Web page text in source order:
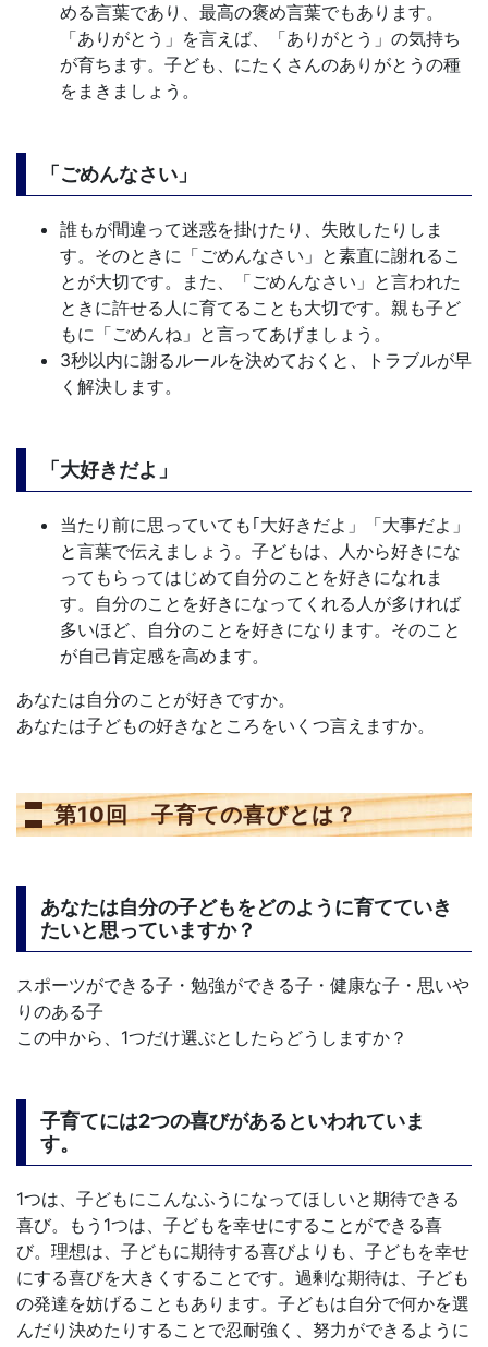
める言葉であり、最高の褒め言葉でもあります。
「ありがとう」を言えば、「ありがとう」の気持ち
が育ちます。子ども、にたくさんのありがとうの種
をまきましょう。
「ごめんなさい」
誰もが間違って迷惑を掛けたり、失敗したりしま
す。そのときに「ごめんなさい」と素直に謝れるこ
とが大切です。また、「ごめんなさい」と言われた
ときに許せる人に育てることも大切です。親も子ど
もに「ごめんね」と言ってあげましょう。
3秒以内に謝るルールを決めておくと、トラブルが早
く解決します。
「大好きだよ」
当たり前に思っていても｢大好きだよ」「大事だよ」
と言葉で伝えましょう。子どもは、人から好きにな
ってもらってはじめて自分のことを好きになれま
す。自分のことを好きになってくれる人が多ければ
多いほど、自分のことを好きになります。そのこと
が自己肯定感を高めます。
あなたは自分のことが好きですか。
あなたは子どもの好きなところをいくつ言えますか。
第10回 子育ての喜びとは？
あなたは自分の子どもをどのように育てていき
たいと思っていますか？
スポーツができる子・勉強ができる子・健康な子・思いや
りのある子
この中から、1つだけ選ぶとしたらどうしますか？
子育てには2つの喜びがあるといわれていま
す。
1つは、子どもにこんなふうになってほしいと期待できる
喜び。もう1つは、子どもを幸せにすることができる喜
び。理想は、子どもに期待する喜びよりも、子どもを幸せ
にする喜びを大きくすることです。過剰な期待は、子ども
の発達を妨げることもあります。子どもは自分で何かを選
んだり決めたりすることで忍耐強く、努力ができるように